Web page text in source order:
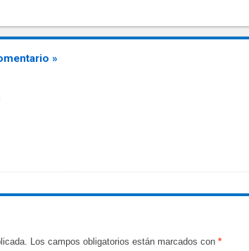
»
Los campos obligatorios están marcados con *